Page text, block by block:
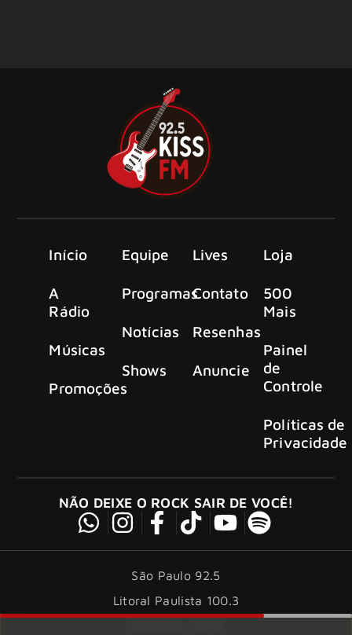
Início
A
Rádio
Músicas
Promoções
Equipe
Programas
Notícias
Shows
Lives
Contato
Resenhas
Anuncie
Loja
500
Mais
Painel
de
Controle
Políticas de
Privacidade
NÃO DEIXE O ROCK SAIR DE VOCÊ!
São Paulo 92.5
Litoral Paulista 100.3